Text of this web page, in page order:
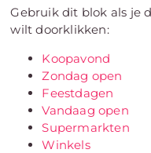
Gebruik dit blok als je
wilt doorklikken:
Koopavond
Zondag open
Feestdagen
Vandaag open
Supermarkten
Winkels